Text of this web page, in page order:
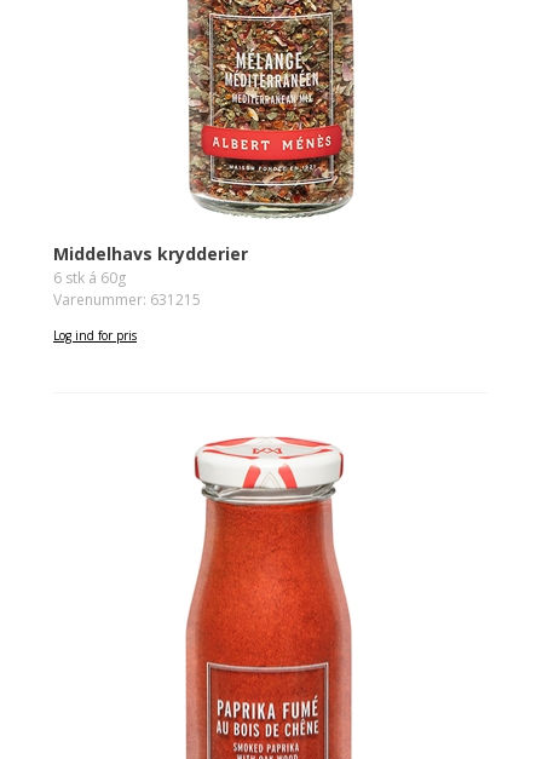
Middelhavs krydderier
6 stk á 60g
Varenummer: 631215
Log ind for pris